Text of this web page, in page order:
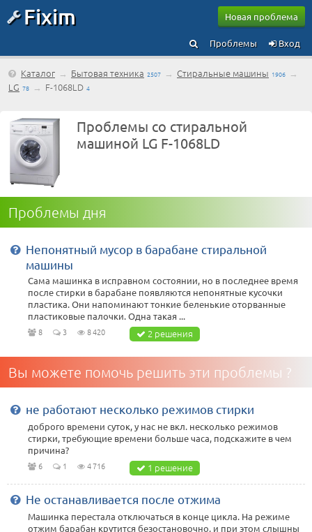
Fixim Новая проблема
Вход
Проблемы
Каталог → Бытовая техника 2507 → Стиральные машины 1906 →
LG 78 → F-1068LD 4
Проблемы со стиральной
машиной LG F-1068LD
Проблемы дня
Непонятный мусор в барабане стиральной
машины
Сама машинка в исправном состоянии, но в последнее время
после стирки в барабане появляются непонятные кусочки
пластика. Они напоминают тонкие беленькие оторванные
пластиковые палочки. Одна такая ...
8 3 8 420 2 решения
Вы можете помочь решить эти проблемы ?
не работают несколько режимов стирки
доброго времени суток, у нас не вкл. несколько режимов
стирки, требующие времени больше часа, подскажите в чем
причина?
6 1 4 716 1 решение
Не останавливается после отжима
Машинка перестала отключаться в конце цикла. На режиме
отжим барабан крутится безостановочно, и при этом слышны